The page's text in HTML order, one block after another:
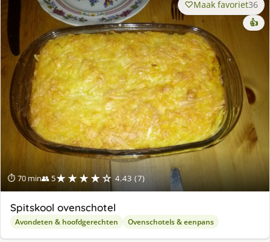
⏱ 70 min👥 5★★★★☆ 4.43 (7)
Maak favoriet36
👍
Spitskool ovenschotel
Avondeten & hoofdgerechten Ovenschotels & eenpans